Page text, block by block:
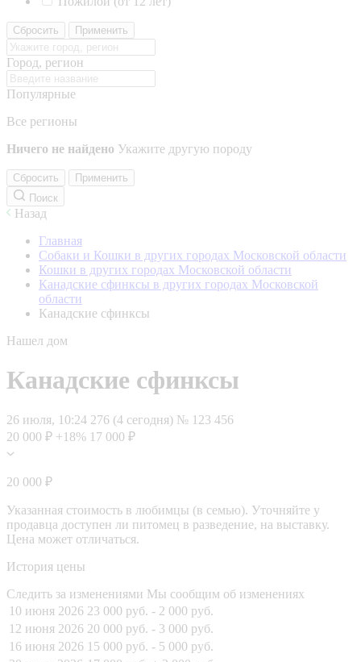
Сбросить Применить
Город, регион
Популярные
Все регионы
Ничего не найдено Укажите другую породу
Сбросить
Применить
Поиск
Назад
Главная
Собаки и Кошки в других городах Московской области
Кошки в других городах Московской области
Канадские сфинксы в других городах Московской
области
Канадские сфинксы
Нашел дом
Канадские сфинксы
26 июля, 10:24 276 (4 сегодня) № 123 456
20 000 ₽ +18% 17 000 ₽
20 000 ₽
Указанная стоимость в любимцы (в семью). Уточняйте у
продавца доступен ли питомец в разведение, на выставку.
Цена может отличаться.
История цены
Следить за изменениями Мы сообщим об изменениях
10 июня 2026 23 000 руб. - 2 000 руб.
12 июня 2026 20 000 руб. - 3 000 руб.
16 июня 2026 15 000 руб. - 5 000 руб.